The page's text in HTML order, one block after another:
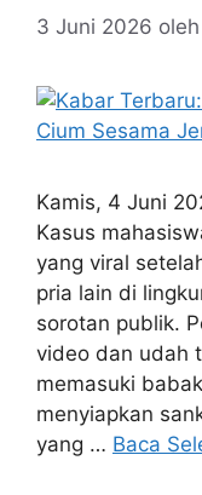
3 Juni 2026 oleh
Kamis, 4 Juni
Kasus
yang viral
pria lain di
sorotan publik.
video dan udah
memasuki
menyiapkan
yang … Baca